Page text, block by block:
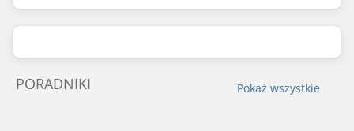
Pokaż wszystkie
PORADNIKI